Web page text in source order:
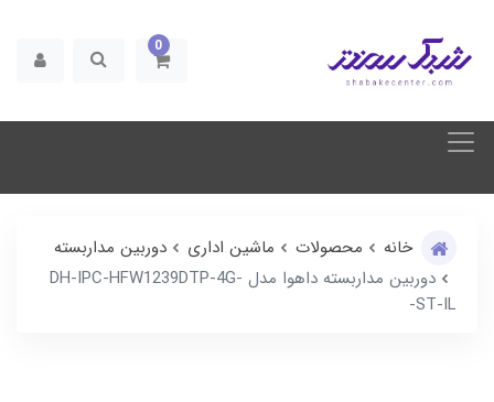
0
خانه محصولات ماشین اداری
دوربین مداربسته
دوربین مداربسته داهوا مدل DH-IPC-HFW1239DTP-4G-
ST-IL-